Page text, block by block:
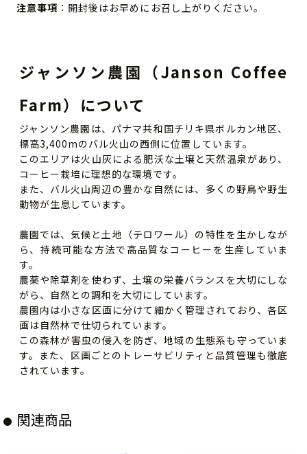
注意事項 ：開封後はお早めにお召し上がりください。
ジャンソン農園（Janson Coffee
Farm）について
ジャンソン農園は、パナマ共和国チリキ県ボルカン地区、
標高3,400mのバル火山の西側に位置しています。
このエリアは火山灰による肥沃な土壌と天然温泉があり、
コーヒー栽培に理想的な環境です。
また、バル火山周辺の豊かな自然には、多くの野鳥や野生
動物が生息しています。
農園では、気候と土地（テロワール）の特性を生かしなが
ら、持続可能な方法で高品質なコーヒーを生産していま
す。
農薬や除草剤を使わず、土壌の栄養バランスを大切にしな
がら、自然との調和を大切にしています。
農園内は小さな区画に分けて細かく管理されており、各区
画は自然林で仕切られています。
この森林が害虫の侵入を防ぎ、地域の生態系も守っていま
す。また、区画ごとのトレーサビリティと品質管理も徹底
されています。
関連商品